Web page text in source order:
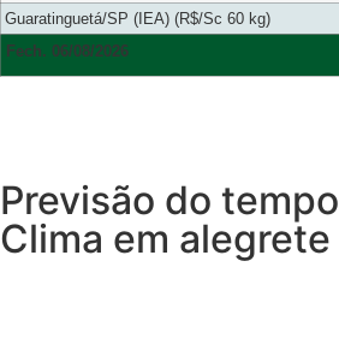
Guaratinguetá/SP (IEA) (R$/Sc 60 kg)
Fech. 06/08/2026
Previsão do tempo
Clima em alegrete